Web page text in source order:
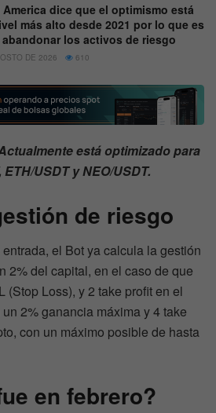
dice que el optimismo está
más alto desde 2021 por lo que es
abandonar los activos de riesgo
DE 2026 610
está optimizado para
USDT y NEO/USDT.
de riesgo
el Bot ya calcula la gestión
2% del capital, en el caso de que
(Stop Loss), y 2 take profit en el
2% ganancia máxima y 4 take
con un máximo posible de hasta
en febrero?